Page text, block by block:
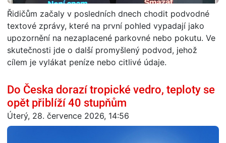
Řidičům začaly v posledních dnech chodit podvodné
textové zprávy, které na první pohled vypadají jako
upozornění na nezaplacené parkovné nebo pokutu. Ve
skutečnosti jde o další promyšlený podvod, jehož
cílem je vylákat peníze nebo citlivé údaje.
Do Česka dorazí tropické vedro, teploty se
opět přiblíží 40 stupňům
Úterý, 28. července 2026, 14:56